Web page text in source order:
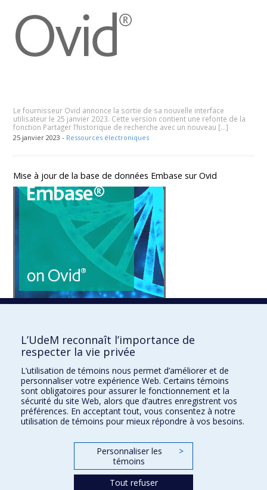
Le fournisseur Ovid annonce la sortie de sa nouvelle interface
utilisateur le 25 janvier 2023. Cette version contient une refonte de la
fonction Partager l’historique de recherche avec un nouveau […]
25 janvier 2023 - Ressources électroniques
Mise à jour de la base de données Embase sur Ovid
nouvel outil Thésaurus 2022. […]
25 janvier 2023 - Ressources électroniques
« Précédent 1 2 3 4 5 Suivant »
L’UdeM reconnaît l’importance de
respecter la vie privée
L’utilisation de témoins nous permet d’améliorer et de
personnaliser votre expérience Web. Certains témoins
sont obligatoires pour assurer le fonctionnement et la
sécurité du site Web, alors que d’autres enregistrent vos
préférences. En acceptant tout, vous consentez à notre
utilisation de témoins pour mieux répondre à vos besoins.
Personnaliser les
témoins
>
Tout refuser